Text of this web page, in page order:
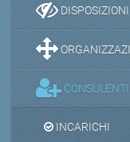
INCARICHI